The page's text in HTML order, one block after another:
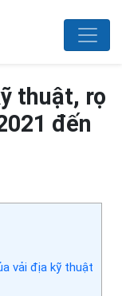
thuật, rọ
đến
vải địa kỹ thuật